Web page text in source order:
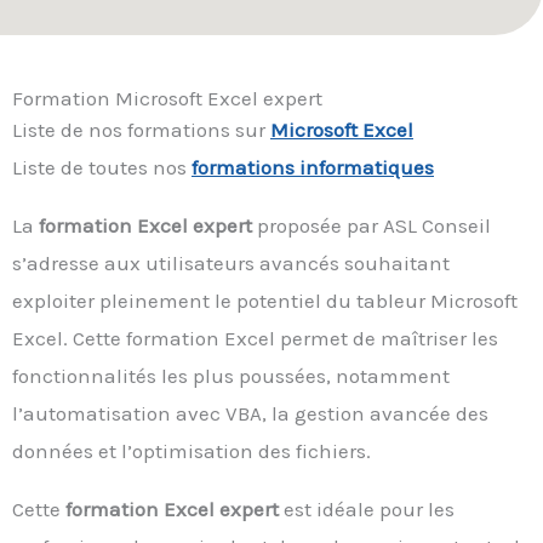
Formation Microsoft Excel expert
Liste de nos formations sur Microsoft Excel
Liste de toutes nos formations informatiques
La formation Excel expertproposée par ASL Conseil
s’adresse aux utilisateurs avancés souhaitant
exploiter pleinement le potentiel du tableur Microsoft
Excel. Cette formation Excel permet de maîtriser les
fonctionnalités les plus poussées, notamment
l’automatisation avec VBA, la gestion avancée des
données et l’optimisation des fichiers.
Cette formation Excel expertest idéale pour les